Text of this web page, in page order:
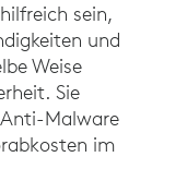
sein,
und
Weise
Sie
Malware
im